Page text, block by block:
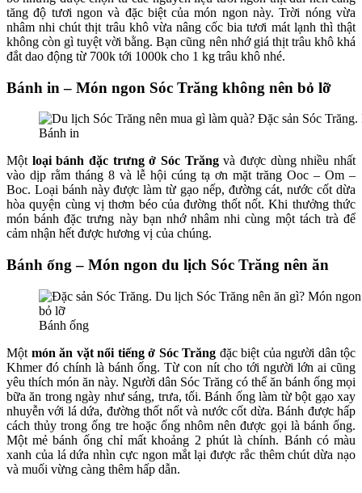
tăng độ tươi ngon và đặc biệt của món ngon này. Trời nóng vừa
nhâm nhi chút thịt trâu khô vừa nâng cốc bia tươi mát lạnh thì thật
không còn gì tuyệt vời bằng. Bạn cũng nên nhớ giá thịt trâu khô khá
đắt dao động từ 700k tới 1000k cho 1 kg trâu khô nhé.
Bánh in – Món ngon Sóc Trăng không nên bỏ lỡ
Bánh in
Một loại bánh đặc trưng ở Sóc Trăngvà được dùng nhiều nhất
vào dịp rằm tháng 8 và lễ hội cúng tạ ơn mặt trăng Ooc – Om –
Boc. Loại bánh này được làm từ gạo nếp, đường cát, nước cốt dừa
hòa quyện cùng vị thơm béo của đường thốt nốt. Khi thưởng thức
món bánh đặc trưng này bạn nhớ nhâm nhi cùng một tách trà để
cảm nhận hết được hương vị của chúng.
Bánh ống – Món ngon du lịch Sóc Trăng nên ăn
Bánh ống
Một món ăn vặt nổi tiếng ở Sóc Trăng đặc biệt của người dân tộc
Khmer đó chính là bánh ống. Từ con nít cho tới người lớn ai cũng
yêu thích món ăn này. Người dân Sóc Trăng có thể ăn bánh ống mọi
bữa ăn trong ngày như sáng, trưa, tối. Bánh ống làm từ bột gạo xay
nhuyễn với lá dứa, đường thốt nốt và nước cốt dừa. Bánh được hấp
cách thủy trong ống tre hoặc ống nhôm nên được gọi là bánh ống.
Một mẻ bánh ống chỉ mất khoảng 2 phút là chính. Bánh có màu
xanh của lá dứa nhìn cực ngon mắt lại được rắc thêm chút dừa nạo
và muối vừng càng thêm hấp dẫn.